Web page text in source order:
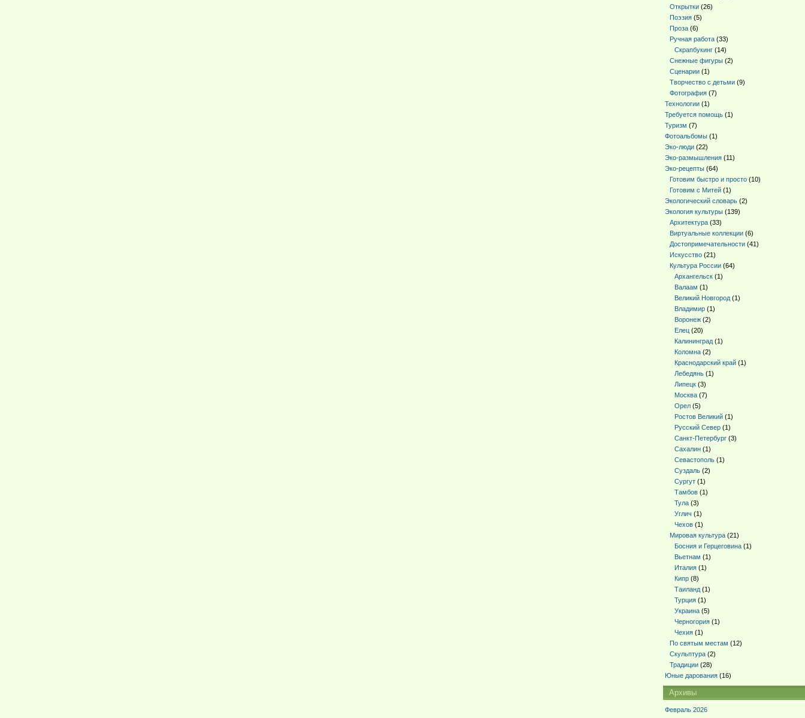
Открытки(26)
Поэзия(5)
Проза(6)
Ручная работа(33)
Скрапбукинг(14)
Снежные фигуры(2)
Сценарии(1)
Творчество с детьми(9)
Фотография(7)
Технологии(1)
Требуется помощь(1)
Туризм (7)
Фотоальбомы(1)
Эко-люди(22)
Эко-размышления(11)
Эко-рецепты(64)
Готовим быстро и просто(10)
Готовим с Митей(1)
Экологический словарь(2)
Экология культуры(139)
Архитектура(33)
Виртуальные коллекции(6)
Достопримечательности(41)
Искусство(21)
Культура России(64)
Архангельск(1)
Валаам (1)
Великий Новгород(1)
Владимир(1)
Воронеж(2)
Елец(20)
Калининград(1)
Коломна(2)
Краснодарский край(1)
Лебедянь(1)
Липецк(3)
Москва(7)
Орел(5)
Ростов Великий(1)
Русский Север(1)
Санкт-Петербург(3)
Сахалин(1)
Севастополь(1)
Суздаль(2)
Сургут(1)
Тамбов(1)
Тула(3)
Углич (1)
Чехов(1)
Мировая культура(21)
Босния и Герцеговина(1)
Вьетнам (1)
Италия(1)
Кипр(8)
Таиланд(1)
Турция(1)
Украина(5)
Черногория(1)
Чехия(1)
По святым местам (12)
Скульптура(2)
Традиции(28)
Юные дарования(16)
Архивы
Февраль 2026